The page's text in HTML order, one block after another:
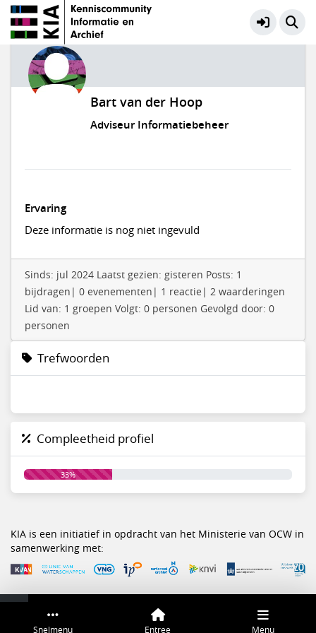
Snelmenu Entree Menu
Bart van der Hoop
Adviseur Informatiebeheer
Ervaring
Deze informatie is nog niet ingevuld
Sinds: jul 2024 Laatst gezien: gisteren Posts: 1
bijdragen| 0 evenementen| 1 reactie| 2 waarderingen
Lid van: 1 groepen Volgt: 0 personen Gevolgd door: 0
personen
Trefwoorden
Compleetheid profiel
33%
KIA is een initiatief in opdracht van het Ministerie van OCW in
samenwerking met:
Service & help Sneltoetsen